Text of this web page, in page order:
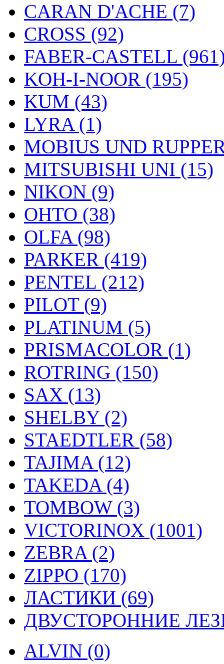
CARAN D'ACHE (7)
CROSS (92)
FABER-CASTELL
KOH-I-NOOR (195)
KUM (43)
LYRA (1)
MOBIUS UND
MITSUBISHI UNI (15)
NIKON (9)
OHTO (38)
OLFA (98)
PARKER (419)
PENTEL (212)
PILOT (9)
PLATINUM (5)
PRISMACOLOR (1)
ROTRING (150)
SAX (13)
SHELBY (2)
STAEDTLER (58)
TAJIMA (12)
TAKEDA (4)
TOMBOW (3)
VICTORINOX (1001)
ZEBRA (2)
ZIPPO (170)
ЛАСТИКИ (69)
ДВУСТОРОННИЕ
ALVIN (0)